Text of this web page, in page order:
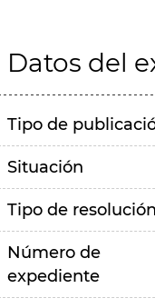
Datos del
Tipo de
Situación
Tipo de resolución
Número de
expediente